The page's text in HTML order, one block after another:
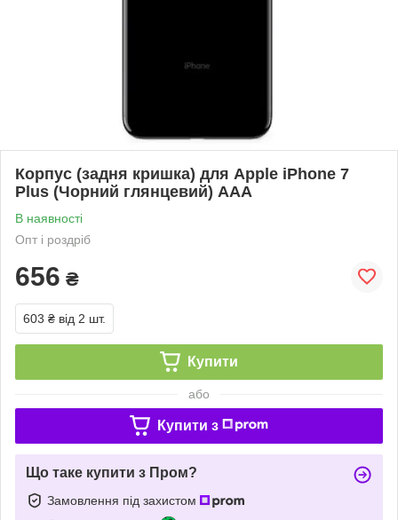
Корпус (задня кришка) для Apple iPhone 7
Plus (Чорний глянцевий) ААА
В наявності
Опт і роздріб
656 ₴
603 ₴ від 2 шт.
Купити
або
Купити з
Що таке купити з Пром?
Замовлення під захистом